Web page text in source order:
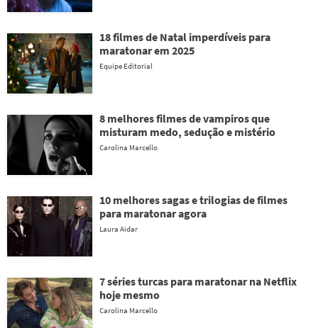
18 filmes de Natal imperdíveis para
maratonar em 2025
Equipe Editorial
8 melhores filmes de vampiros que
misturam medo, sedução e mistério
Carolina Marcello
10 melhores sagas e trilogias de filmes
para maratonar agora
Laura Aidar
7 séries turcas para maratonar na Netflix
hoje mesmo
Carolina Marcello